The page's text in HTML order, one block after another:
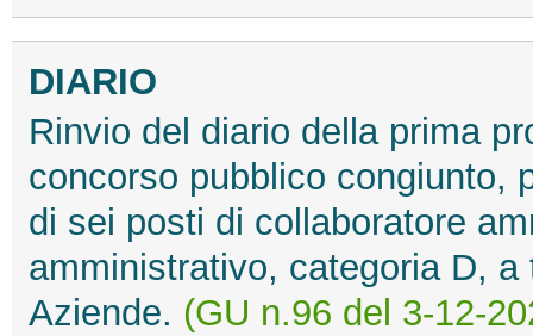
DIARIO
Rinvio del diario della prima
concorso pubblico congiunto,
di sei posti di collaboratore
amministrativo, categoria D,
Aziende. (GU n.96 del 3-12-